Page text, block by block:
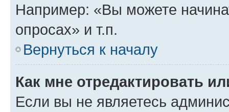
Например: «Вы можете
опросах» и т.п.
Вернуться к началу
Как мне отредактировать
Если вы не являетесь